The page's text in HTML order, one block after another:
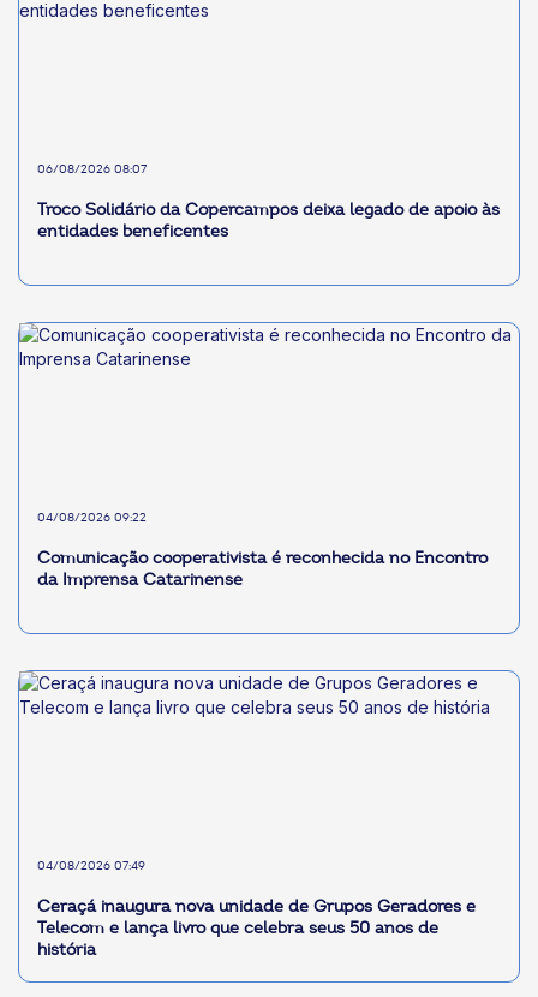
06/08/2026 08:07
Troco Solidário da Copercampos deixa legado de apoio às
entidades beneficentes
04/08/2026 09:22
Comunicação cooperativista é reconhecida no Encontro
da Imprensa Catarinense
04/08/2026 07:49
Ceraçá inaugura nova unidade de Grupos Geradores e
Telecom e lança livro que celebra seus 50 anos de
história